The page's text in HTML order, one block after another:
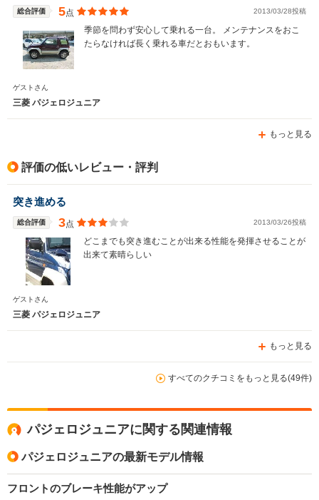
総合評価 5点 2013/03/28投稿
季節を問わず安心して乗れる一台。 メンテナンスをおこ
たらなければ長く乗れる車だとおもいます。
ゲストさん
三菱 パジェロジュニア
もっと見る
評価の低いレビュー・評判
突き進める
総合評価 3点 2013/03/26投稿
どこまでも突き進むことが出来る性能を発揮させることが
出来て素晴らしい
ゲストさん
三菱 パジェロジュニア
もっと見る
すべてのクチコミをもっと見る(49件)
パジェロジュニアに関する関連情報
パジェロジュニアの最新モデル情報
フロントのブレーキ性能がアップ